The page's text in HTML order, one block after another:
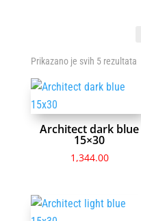
Prikazano je svih 5 rezultata
Architect dark blue
15×30
1,344.00